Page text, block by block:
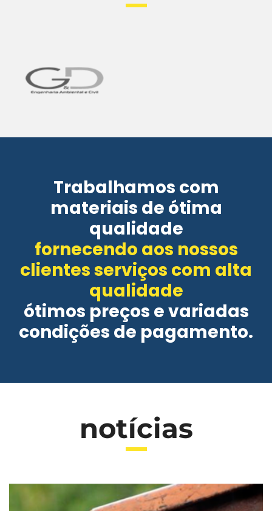
Trabalhamos com
materiais de ótima
qualidade
fornecendo aos nossos
clientes serviços com alta
qualidade
ótimos preços e variadas
condições de pagamento.
notícias